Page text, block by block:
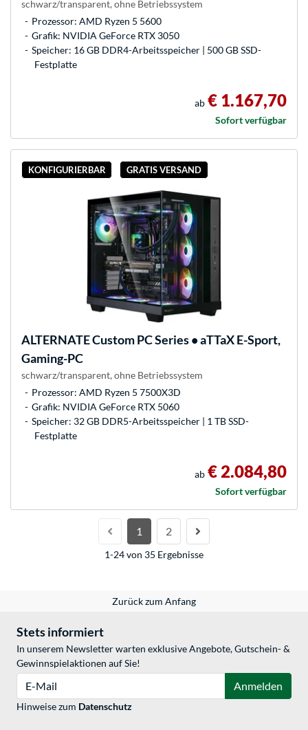
schwarz/transparent, ohne Betriebssystem
Prozessor: AMD Ryzen 5 5600
Grafik: NVIDIA GeForce RTX 3050
Speicher: 16 GB DDR4-Arbeitsspeicher | 500 GB SSD-
Festplatte
ab € 1.167,70
Sofort verfügbar
KONFIGURIERBAR GRATIS VERSAND
ALTERNATECustom PC Series • aTTaX E-Sport,
Gaming-PC
schwarz/transparent, ohne Betriebssystem
Prozessor: AMD Ryzen 5 7500X3D
Grafik: NVIDIA GeForce RTX 5060
Speicher: 32 GB DDR5-Arbeitsspeicher | 1 TB SSD-
Festplatte
ab € 2.084,80
Sofort verfügbar
1 2
1-24 von 35 Ergebnisse
Zurück zum Anfang
Stets informiert
In unserem Newsletter warten exklusive Angebote, Gutschein- &
Gewinnspielaktionen auf Sie!
Anmelden
Hinweise zum Datenschutz